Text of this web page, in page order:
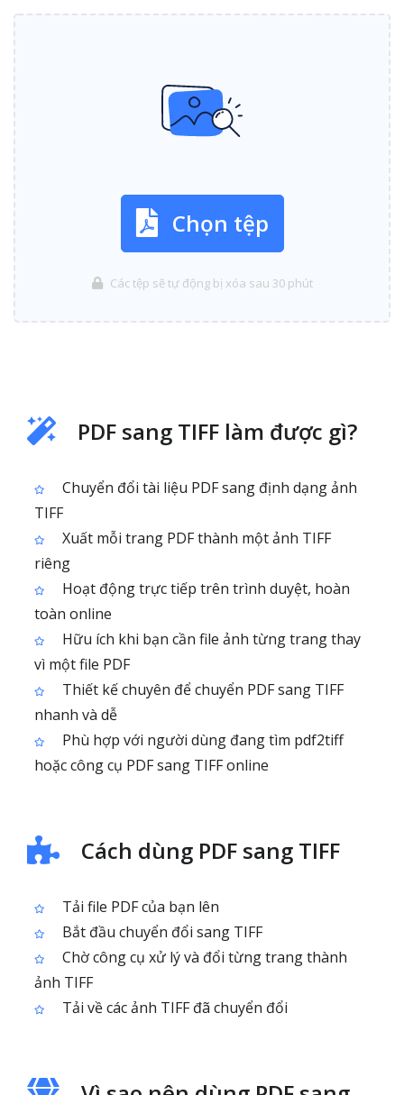
Chọn tệp
Các tệp sẽ tự động bị xóa sau 30 phút
PDF sang TIFF làm được gì?
Chuyển đổi tài liệu PDF sang định dạng ảnh
TIFF
Xuất mỗi trang PDF thành một ảnh TIFF
riêng
Hoạt động trực tiếp trên trình duyệt, hoàn
toàn online
Hữu ích khi bạn cần file ảnh từng trang thay
vì một file PDF
Thiết kế chuyên để chuyển PDF sang TIFF
nhanh và dễ
Phù hợp với người dùng đang tìm pdf2tiff
hoặc công cụ PDF sang TIFF online
Cách dùng PDF sang TIFF
Tải file PDF của bạn lên
Bắt đầu chuyển đổi sang TIFF
Chờ công cụ xử lý và đổi từng trang thành
ảnh TIFF
Tải về các ảnh TIFF đã chuyển đổi